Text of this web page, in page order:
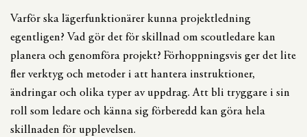
Varför ska lägerfunktionärer kunna projektledning
egentligen? Vad gör det för skillnad om scoutledare kan
planera och genomföra projekt? Förhoppningsvis ger det lite
fler verktyg och metoder i att hantera instruktioner,
ändringar och olika typer av uppdrag. Att bli tryggare i sin
roll som ledare och känna sig förberedd kan göra hela
skillnaden för upplevelsen.